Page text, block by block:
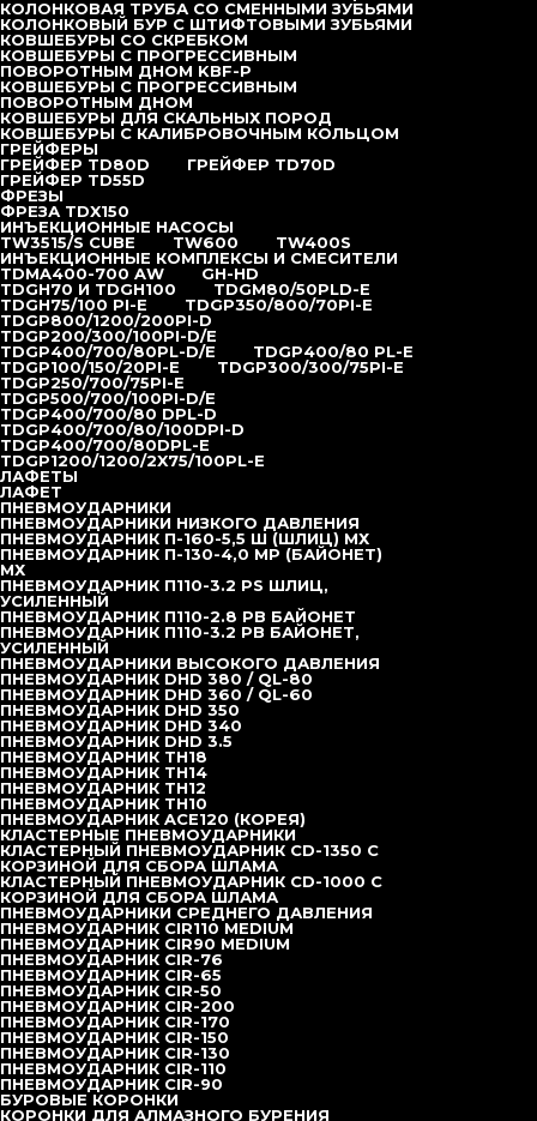
КОЛОНКОВАЯ ТРУБА СО СМЕННЫМИ ЗУБЬЯМИ
КОЛОНКОВЫЙ БУР С ШТИФТОВЫМИ ЗУБЬЯМИ
КОВШЕБУРЫ СО СКРЕБКОМ
КОВШЕБУРЫ С ПРОГРЕССИВНЫМ
ПОВОРОТНЫМ ДНОМ KBF-P
КОВШЕБУРЫ С ПРОГРЕССИВНЫМ
ПОВОРОТНЫМ ДНОМ
КОВШЕБУРЫ ДЛЯ СКАЛЬНЫХ ПОРОД
КОВШЕБУРЫ С КАЛИБРОВОЧНЫМ КОЛЬЦОМ
ГРЕЙФЕРЫ
ГРЕЙФЕР TD80D
ГРЕЙФЕР TD70D
ГРЕЙФЕР TD55D
ФРЕЗЫ
ФРЕЗА TDX150
ИНЪЕКЦИОННЫЕ НАСОСЫ
TW3515/S CUBE
TW600
TW400S
ИНЪЕКЦИОННЫЕ КОМПЛЕКСЫ И СМЕСИТЕЛИ
TDMA400-700 AW
GH-HD
TDGH70 И TDGH100
TDGM80/50PLD-E
TDGH75/100 PI-E
TDGP350/800/70PI-E
TDGP800/1200/200PI-D
TDGP200/300/100PI-D/E
TDGP400/700/80PL-D/E
TDGP400/80 PL-E
TDGP100/150/20PI-E
TDGP300/300/75PI-E
TDGP250/700/75PI-E
TDGP500/700/100PI-D/E
TDGP400/700/80 DPL-D
TDGP400/700/80/100DPI-D
TDGP400/700/80DPL-E
TDGP1200/1200/2X75/100PL-E
ЛАФЕТЫ
ЛАФЕТ
ПНЕВМОУДАРНИКИ
ПНЕВМОУДАРНИКИ НИЗКОГО ДАВЛЕНИЯ
ПНЕВМОУДАРНИК П-160-5,5 Ш (ШЛИЦ) МХ
ПНЕВМОУДАРНИК П-130-4,0 MP (БАЙОНЕТ)
МХ
ПНЕВМОУДАРНИК П110-3.2 РS ШЛИЦ,
УСИЛЕННЫЙ
ПНЕВМОУДАРНИК П110-2.8 РВ БАЙОНЕТ
ПНЕВМОУДАРНИК П110-3.2 РB БАЙОНЕТ,
УСИЛЕННЫЙ
ПНЕВМОУДАРНИКИ ВЫСОКОГО ДАВЛЕНИЯ
ПНЕВМОУДАРНИК DHD 380 / QL-80
ПНЕВМОУДАРНИК DHD 360 / QL-60
ПНЕВМОУДАРНИК DHD 350
ПНЕВМОУДАРНИК DHD 340
ПНЕВМОУДАРНИК DHD 3.5
ПНЕВМОУДАРНИК TH18
ПНЕВМОУДАРНИК TH14
ПНЕВМОУДАРНИК TH12
ПНЕВМОУДАРНИК TH10
ПНЕВМОУДАРНИК ACE120 (КОРЕЯ)
КЛАСТЕРНЫЕ ПНЕВМОУДАРНИКИ
КЛАСТЕРНЫЙ ПНЕВМОУДАРНИК CD-1350 С
КОРЗИНОЙ ДЛЯ СБОРА ШЛАМА
КЛАСТЕРНЫЙ ПНЕВМОУДАРНИК CD-1000 С
КОРЗИНОЙ ДЛЯ СБОРА ШЛАМА
ПНЕВМОУДАРНИКИ СРЕДНЕГО ДАВЛЕНИЯ
ПНЕВМОУДАРНИК CIR110 MEDIUM
ПНЕВМОУДАРНИК CIR90 MEDIUM
ПНЕВМОУДАРНИК CIR-76
ПНЕВМОУДАРНИК CIR-65
ПНЕВМОУДАРНИК CIR-50
ПНЕВМОУДАРНИК CIR-200
ПНЕВМОУДАРНИК CIR-170
ПНЕВМОУДАРНИК CIR-150
ПНЕВМОУДАРНИК CIR-130
ПНЕВМОУДАРНИК CIR-110
ПНЕВМОУДАРНИК CIR-90
БУРОВЫЕ КОРОНКИ
КОРОНКИ ДЛЯ АЛМАЗНОГО БУРЕНИЯ
Клапан автоматический Jet-2
Клапан автоматический Jet-1
Манжеты, уплотнители
Монитор Jet-2 Ø89 мм
Переход «Монитор-Долото»
Буровая штанга JET2
Штанга буровая jet-1 ø73 мм
Обратный клапан
Монитор Jet1 Ø73
Буровые долота, диаметр 93, 112, 125, 130, 150, 190 мм
Вертлюг воздушный
Вертлюг цементный
Оборудование для устройства буронабивных свай
Инвентарные обсадные трубы
Фланцевое соединение обсадных труб
Детали фланцевого соединения обсадных труб
Коронки буровые (секции и направляющие)
Коронки буровые (секции направляющие)
Келли штанги для буровых установок
Буровой шнек
Буровой шнек с калибровочным кольцом
Буровой шнек для скальных пород
Прогрессивный шнековый бур
Буровой шнек для скальных пород (без пилотного
долота)
Ковшебуры
Ковшебуры с калибровочным кольцом
Ковшебуры для скальных пород
Ковшебуры с прогрессивным поворотным дном
Ковшебуры с прогрессивным поворотным дном KBF-P
Ковшебуры со скребком
Колонковый бур с штифтовыми зубьями
Колонковая труба со сменными зубьями
Колонковая труба с круглыми резцами
Грейферы
Грейфер TD55D
Грейфер TD70D
Грейфер TD80D
Фрезы
Фреза TDX150
Инъекционные насосы
TW400S
TW600
TW3515/S CUBE
Инъекционные комплексы и смесители
TDGP1200/1200/2X75/100PL-E
TDGP400/700/80DPL-E
TDGP400/700/80/100DPI-D
TDGP400/700/80 DPL-D
TDGP500/700/100PI-D/E
TDGP250/700/75PI-E
TDGP300/300/75PI-E
TDGP100/150/20PI-E
TDGP400/80 PL-E
TDGP400/700/80PL-D/E
TDGP200/300/100PI-D/E
TDGP800/1200/200PI-D
TDGP350/800/70PI-E
TDGH75/100 PI-E
TDGM80/50PLD-E
TDGH70 и TDGH100
GH-HD
TDMA400-700 AW
Лафеты
Лафет
Пневмоударники
Пневмоударники низкого давления
Пневмоударник П110-3.2 РB байонет, усиленный
Пневмоударник П110-2.8 РВ байонет
Пневмоударник П110-3.2 РS шлиц, усиленный
Пневмоударник П-130-4,0 MP (байонет) МХ